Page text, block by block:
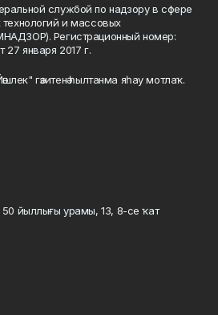
службой по надзору в сфере
и массовых
Регистрационный номер:
января 2017 г.
гәзитенә һылтанма яһау мотлаҡ.
йыллығы урамы, 13, 8-се ҡат